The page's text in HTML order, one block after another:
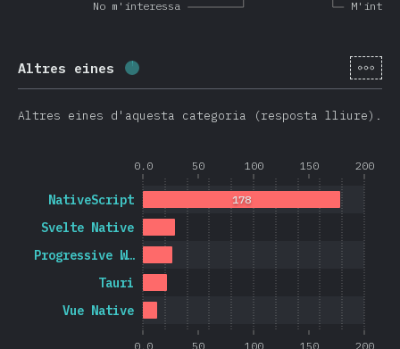
No m'interessa
Altres eines Percentatge completat: ( 313 )
[ca-
Altres eines d'aquesta categoria (resposta lliure).
0.0 50 100 150 200
0.0 50 100 150 200
Vue Native
Tauri
Progressive W…
Svelte Native
NativeScript 178